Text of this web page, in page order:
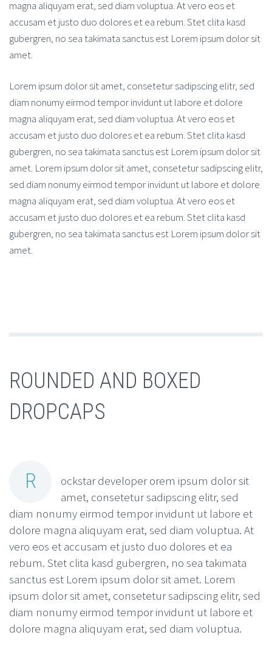
magna aliquyam erat, sed diam voluptua. At vero eos et
accusam et justo duo dolores et ea rebum. Stet clita kasd
gubergren, no sea takimata sanctus est Lorem ipsum dolor sit
amet.
Lorem ipsum dolor sit amet, consetetur sadipscing elitr, sed
diam nonumy eirmod tempor invidunt ut labore et dolore
magna aliquyam erat, sed diam voluptua. At vero eos et
accusam et justo duo dolores et ea rebum. Stet clita kasd
gubergren, no sea takimata sanctus est Lorem ipsum dolor sit
amet. Lorem ipsum dolor sit amet, consetetur sadipscing elitr,
sed diam nonumy eirmod tempor invidunt ut labore et dolore
magna aliquyam erat, sed diam voluptua. At vero eos et
accusam et justo duo dolores et ea rebum. Stet clita kasd
gubergren, no sea takimata sanctus est Lorem ipsum dolor sit
amet.
ROUNDED AND BOXED
DROPCAPS
R
ockstar developer orem ipsum dolor sit
amet, consetetur sadipscing elitr, sed
diam nonumy eirmod tempor invidunt ut labore et
dolore magna aliquyam erat, sed diam voluptua. At
vero eos et accusam et justo duo dolores et ea
rebum. Stet clita kasd gubergren, no sea takimata
sanctus est Lorem ipsum dolor sit amet. Lorem
ipsum dolor sit amet, consetetur sadipscing elitr, sed
diam nonumy eirmod tempor invidunt ut labore et
dolore magna aliquyam erat, sed diam voluptua.